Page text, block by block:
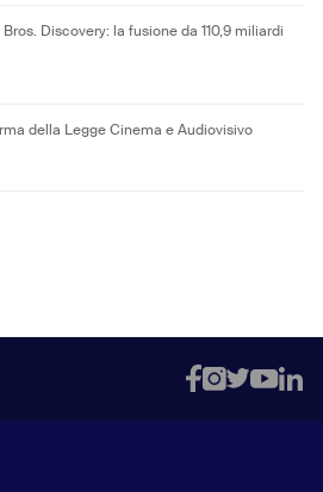
Discovery: la fusione da 110,9 miliardi
della Legge Cinema e Audiovisivo